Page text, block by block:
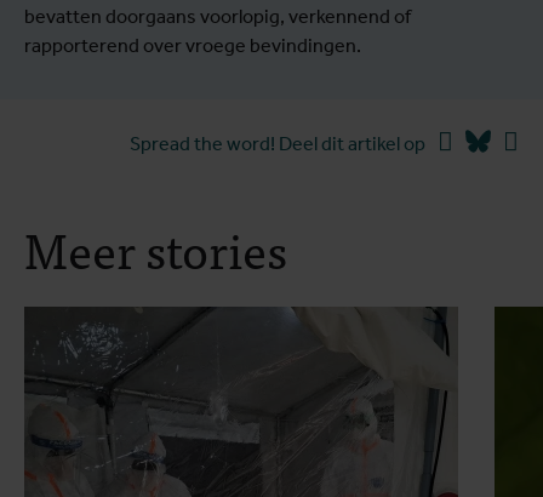
bevatten doorgaans voorlopig, verkennend of
rapporterend over vroege bevindingen.
Spread the word! Deel dit artikel op Facebook
Meer stories